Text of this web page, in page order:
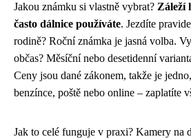
Jakou známku si vlastně vybrat? Záleží
často dálnice používáte. Jezdíte
rodině? Roční známka je jasná volba.
občas? Měsíční nebo desetidenní
Ceny jsou dané zákonem, takže je
benzínce, poště nebo online – zaplatíte
Jak to celé funguje v praxi? Kamery na